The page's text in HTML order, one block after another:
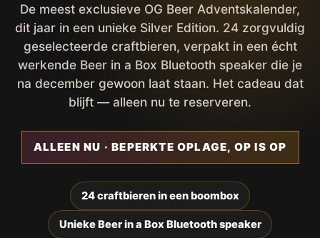
De meest exclusieve OG Beer Adventskalender,
dit jaar in een unieke Silver Edition. 24 zorgvuldig
geselecteerde craftbieren, verpakt in een écht
werkende Beer in a Box Bluetooth speaker die je
na december gewoon laat staan. Het cadeau dat
blijft — alleen nu te reserveren.
ALLEEN NU · BEPERKTE OPLAGE, OP IS OP
24 craftbieren in een boombox
Unieke Beer in a Box Bluetooth speaker